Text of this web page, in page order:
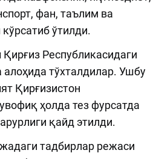
фан, таълим ва
ўтилди.
Республикасидаги
тўхталдилар. Ушбу
Қирғизистон
ҳолда тез фурсатда
қайд этилди.
тадбирлар режаси